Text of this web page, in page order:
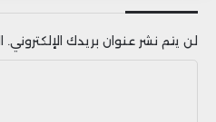
لن يتم نشر عنوان بريدك الإلكتروني.